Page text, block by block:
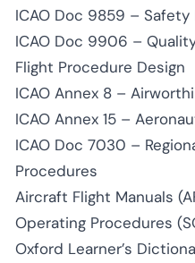
ICAO Doc 9859 – Safety
ICAO Doc 9906 –
Flight Procedure Design
ICAO Annex 8 –
ICAO Annex 15 –
ICAO Doc 7030 –
Procedures
Aircraft Flight Manuals
Operating Procedures
Oxford Learner’s